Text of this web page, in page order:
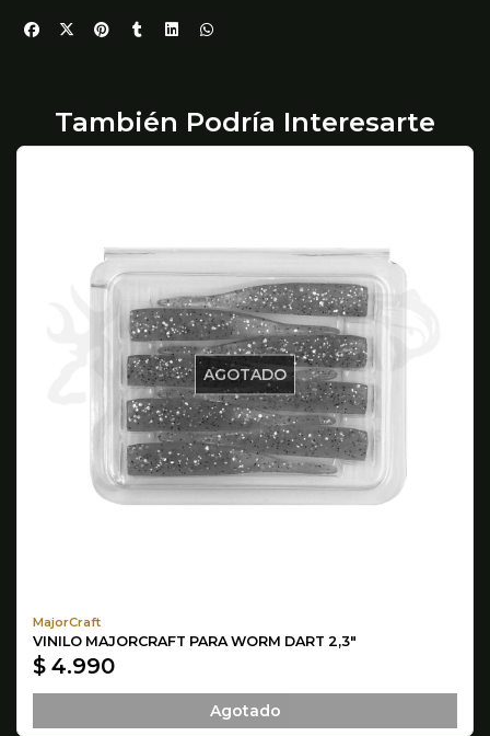
También Podría Interesarte
AGOTADO
MajorCraft
VINILO MAJORCRAFT PARA WORM DART 2,3"
$ 4.990
Agotado